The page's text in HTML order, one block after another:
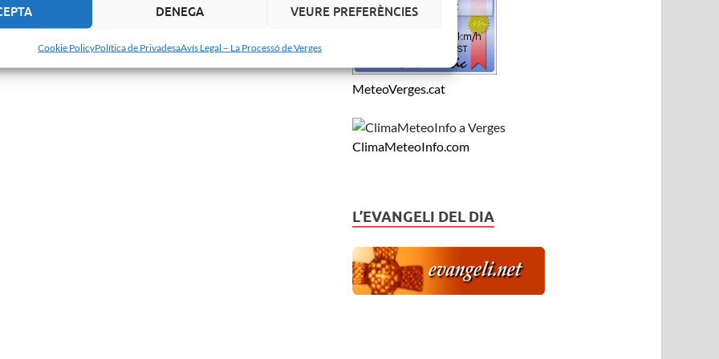
DENEGA VEURE PREFERÈNCIES
Cookie PolicyPolítica de PrivadesaAvís Legal – La Processó de Verges
MeteoVerges.cat
ClimaMeteoInfo.com
L’EVANGELI DEL DIA